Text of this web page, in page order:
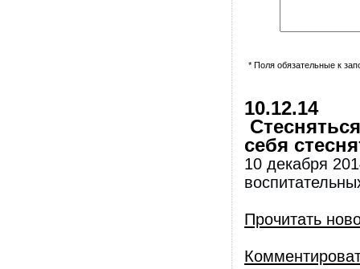
* Поля обязательные к
10.12.14
себя
10 декабря
Прочитать